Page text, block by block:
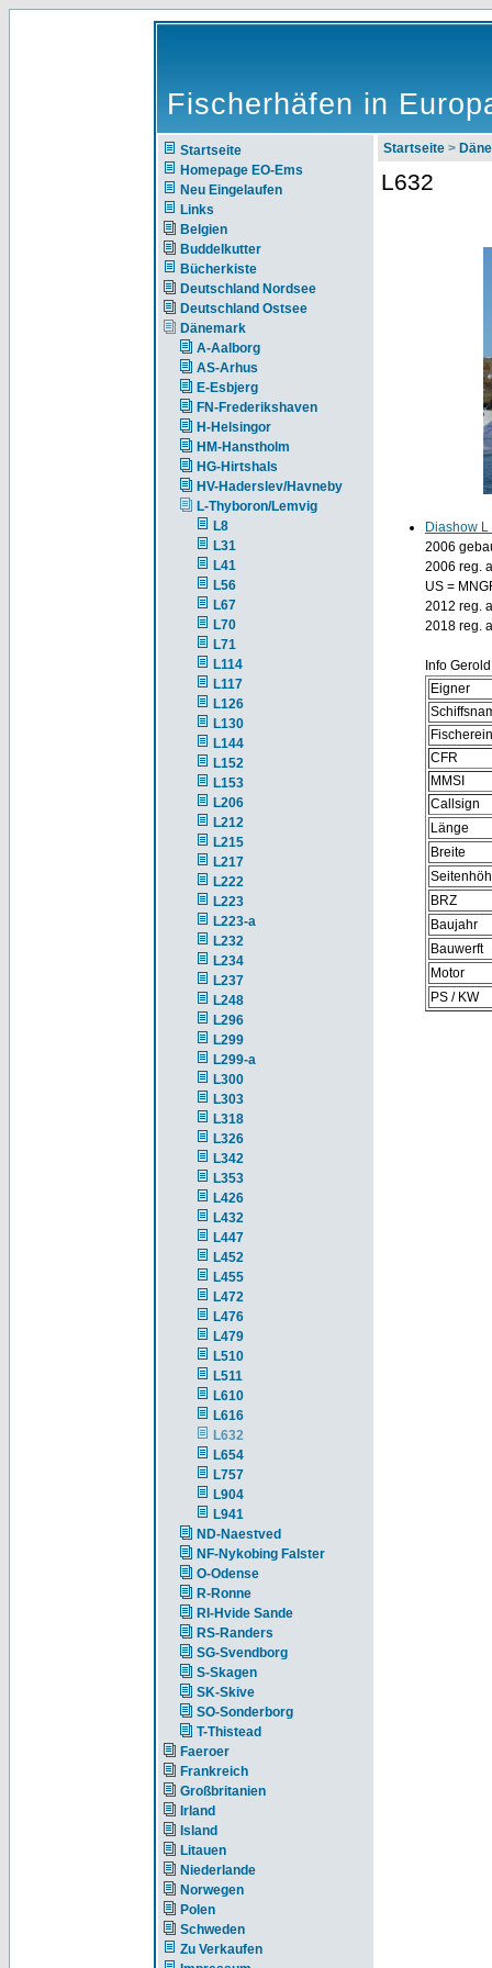
Fischerhäfen in
Startseite
Homepage EO-Ems
Neu Eingelaufen
Links
Belgien
Buddelkutter
Bücherkiste
Deutschland Nordsee
Deutschland Ostsee
Dänemark
A-Aalborg
AS-Arhus
E-Esbjerg
FN-Frederikshaven
H-Helsingor
HM-Hanstholm
HG-Hirtshals
HV-Haderslev/Havneby
L-Thyboron/Lemvig
L8
L31
L41
L56
L67
L70
L71
L114
L117
L126
L130
L144
L152
L153
L206
L212
L215
L217
L222
L223
L223-a
L232
L234
L237
L248
L296
L299
L299-a
L300
L303
L318
L326
L342
L353
L426
L432
L447
L452
L455
L472
L476
L479
L510
L511
L610
L616
L632
L654
L757
L904
L941
ND-Naestved
NF-Nykobing Falster
O-Odense
R-Ronne
RI-Hvide Sande
RS-Randers
SG-Svendborg
S-Skagen
SK-Skive
SO-Sonderborg
T-Thistead
Faeroer
Frankreich
Großbritanien
Irland
Island
Litauen
Niederlande
Norwegen
Polen
Schweden
Zu Verkaufen
Startseite >
L632
Diashow L
2006
2006 reg.
US =
2012 reg.
2018 reg.
Info
Eigner
CFR
MMSI
Callsign
Länge
Breite
BRZ
Baujahr
Bauwerft
Motor
PS / KW